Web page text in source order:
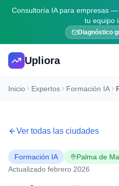
Consultoría IA para empresas
tu equipo
Diagnóstico
Upliora
Inicio Expertos Formación IA
Ver todas las ciudades
Formación IA
Palma de
Actualizado febrero 2026